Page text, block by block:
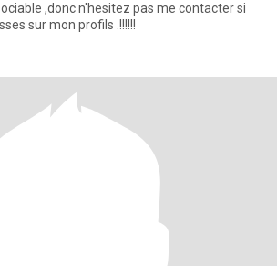
,donc n'hesitez pas me contacter si
sur mon profils .!!!!!!